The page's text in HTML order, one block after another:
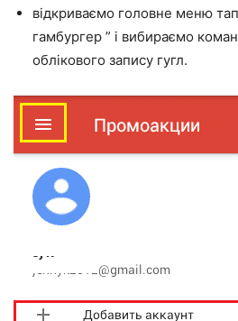
відкриваємо головне меню
гамбургер ” і вибираємо
облікового запису гугл.